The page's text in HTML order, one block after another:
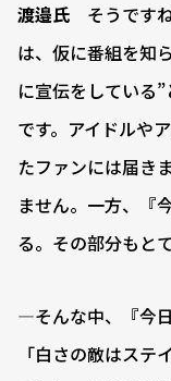
渡邉氏 そうです
は、仮に番組を知
に宣伝をしている
です。アイドルや
たファンには届き
ません。一方、『
る。その部分もと
―そんな中、『今
「白さの敵はス